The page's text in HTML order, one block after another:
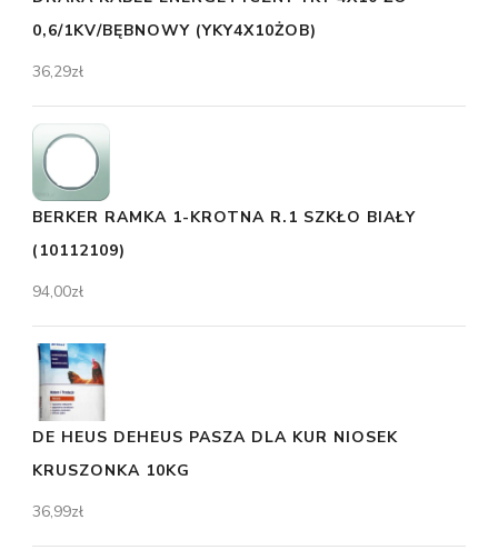
0,6/1KV/BĘBNOWY (YKY4X10ŻOB)
36,29zł
BERKER RAMKA 1-KROTNA R.1 SZKŁO BIAŁY
(10112109)
94,00zł
DE HEUS DEHEUS PASZA DLA KUR NIOSEK
KRUSZONKA 10KG
36,99zł